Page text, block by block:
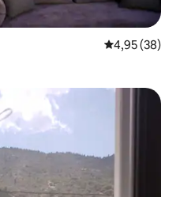
Gemiddelde
4,95 (38)